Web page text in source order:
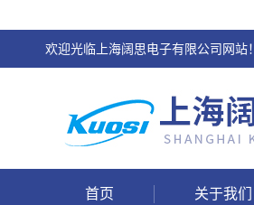
欢迎光临上海阔思电子有限公司网站！
首页 关于我们